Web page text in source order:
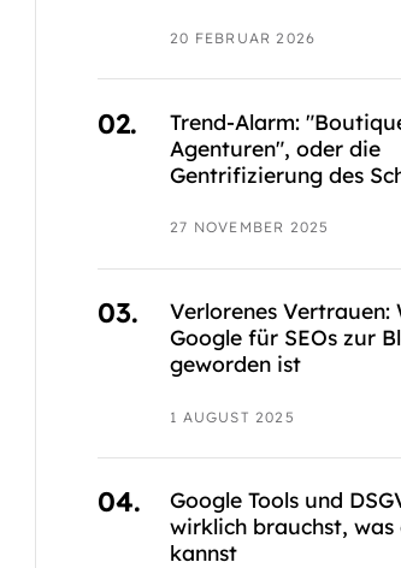
20 FEBRUAR 2026
Trend-Alarm:
Agenturen", oder die
Gentrifizierung des
27 NOVEMBER 2025
Verlorenes Vertrauen:
Google für SEOs zur
geworden ist
1 AUGUST 2025
Google Tools und
wirklich brauchst, was
kannst